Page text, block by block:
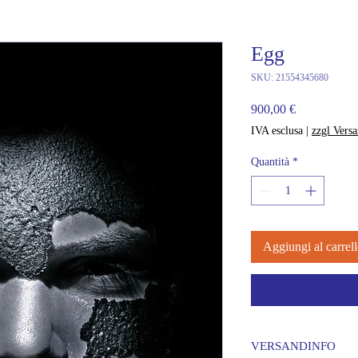
Egg
SKU: 21554345680
900,00 €Prezzo
IVA esclusa zzgl
Quantità *
Aggiungi al
VERSANDINFO